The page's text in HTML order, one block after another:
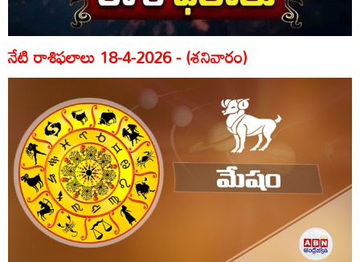
నేటి రాశిఫలాలు 18-4-2026 - (శనివారం)